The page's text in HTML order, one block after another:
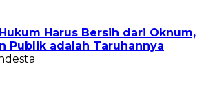
Harus Bersih dari Oknum,
Publik adalah Taruhannya